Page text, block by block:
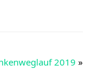
2019 »